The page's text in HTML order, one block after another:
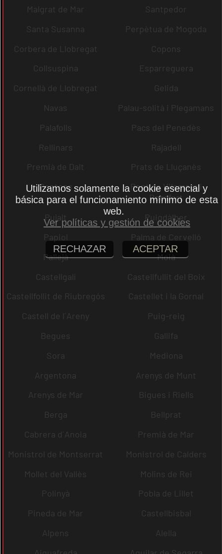
Malgrat de Mar
Santpedor
Santa Susanna
Perpètua de Mogoda
Corbera de Llobregat
Copons
Collsuspina
Esparreguera
Cornellà de Llobregat
Gelida
Navas
Palau-solità i Plegamans
Palafolls
Pacs del Penedès
Rellinars
Rajadell
Premià de Dalt
Prats de Lluçanès
Pontons
Pont de Vilomara i
Rocafort
Pujalt
Puigdàlber
Papiol
Palma de Cervelló
Pallejà
Moià
Castellgalí
Castellfullit del Boix
Castellfollit de Riubregós
Castellet i la Gornal
Castell de l´Areny
Puig-reig
Begues
Gallifa
Sora
Mediona
Argentona
Arenys de Munt
Arenys de Mar
Bigues i Riells
Berga
Bellprat
Cabrera d´Anoia
Premià de Mar
Monistrol de Montserrat
Monistrol de Calders
Mollet del Vallès
Molins de Rei
Polinyà
Pobla de Lillet
Pineda de Mar
Castellbisbal
Alpens
Alella
Utilizamos solamente la cookie esencial y
básica para el funcionamiento mínimo de esta
web.
Ver políticas y gestión de cookies
RECHAZAR ACEPTAR